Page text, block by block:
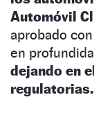
Automóvil
aprobado
en
dejando en
regulatorias.